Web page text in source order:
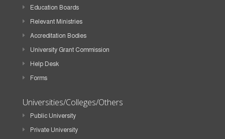
Education Boards
Relevant Ministries
Accreditation Bodies
University Grant Commission
Help Desk
Forms
Universities/Colleges/Others
Public University
Private University